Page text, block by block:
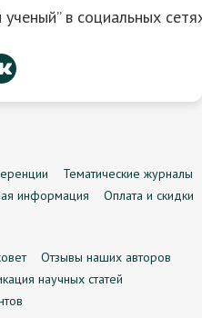
в социальных
Тематические журналы
информация
Оплата и скидки
Отзывы наших авторов
научных статей